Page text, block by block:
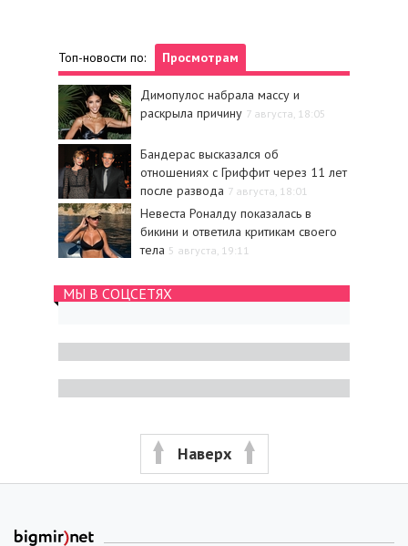
Топ-новости по: Просмотрам
Димопулос набрала массу и
раскрыла причину 7 августа, 18:05
Бандерас высказался об
отношениях с Гриффит через 11 лет
после развода 7 августа, 18:01
Невеста Роналду показалась в
бикини и ответила критикам своего
тела 5 августа, 19:11
МЫ В СОЦСЕТЯХ
Наверх